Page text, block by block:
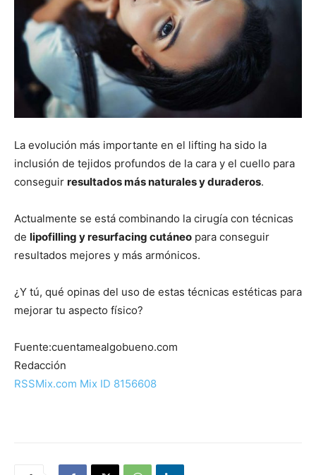
La evolución más importante en el lifting ha sido la
inclusión de tejidos profundos de la cara y el cuello para
conseguir resultados más naturales y duraderos.
Actualmente se está combinando la cirugía con técnicas
de lipofilling y resurfacing cutáneo para conseguir
resultados mejores y más armónicos.
¿Y tú, qué opinas del uso de estas técnicas estéticas para
mejorar tu aspecto físico?
Fuente:cuentamealgobueno.com
Redacción
RSSMix.com Mix ID 8156608